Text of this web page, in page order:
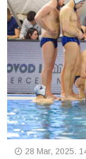
28 Mar, 2025.